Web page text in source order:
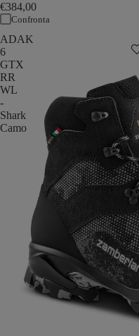
€384,00
Confronta
ADAK
6
GTX
RR
WL
-
Shark
Camo